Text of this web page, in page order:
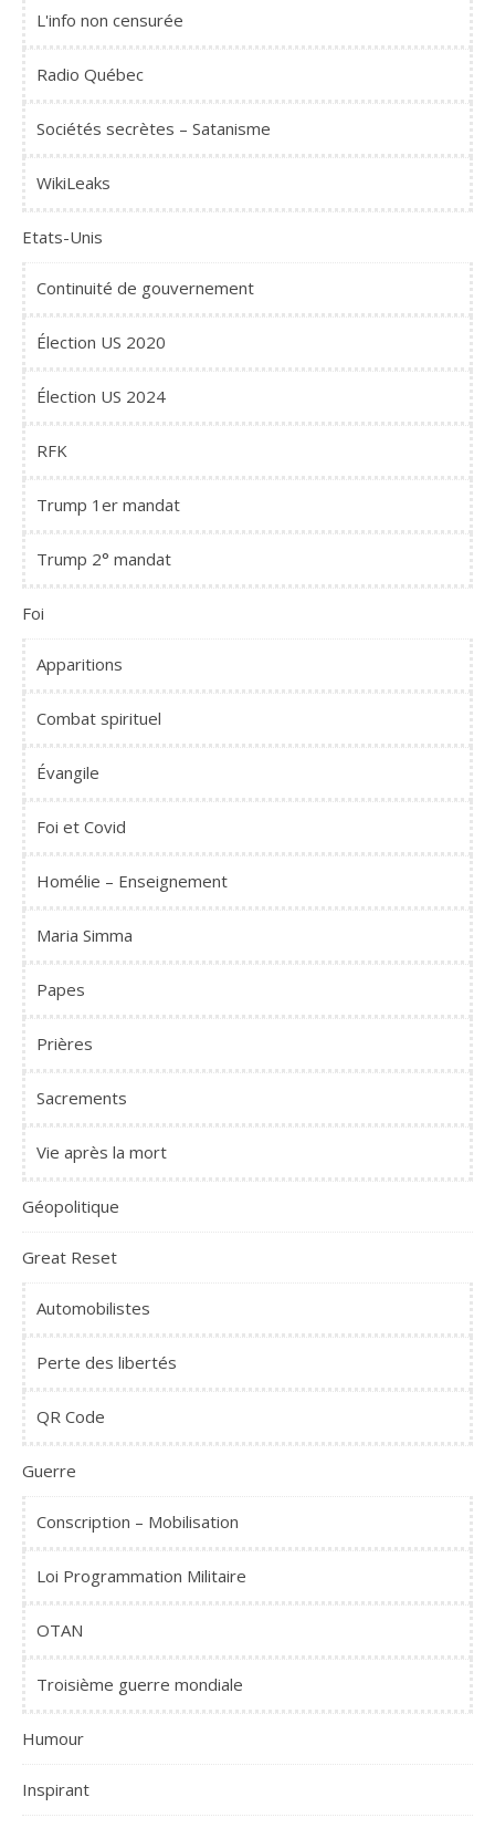
L'info non censurée
Radio Québec
Sociétés secrètes – Satanisme
WikiLeaks
Etats-Unis
Continuité de gouvernement
Élection US 2020
Élection US 2024
RFK
Trump 1er mandat
Trump 2° mandat
Foi
Apparitions
Combat spirituel
Évangile
Foi et Covid
Homélie – Enseignement
Maria Simma
Papes
Prières
Sacrements
Vie après la mort
Géopolitique
Great Reset
Automobilistes
Perte des libertés
QR Code
Guerre
Conscription – Mobilisation
Loi Programmation Militaire
OTAN
Troisième guerre mondiale
Humour
Inspirant